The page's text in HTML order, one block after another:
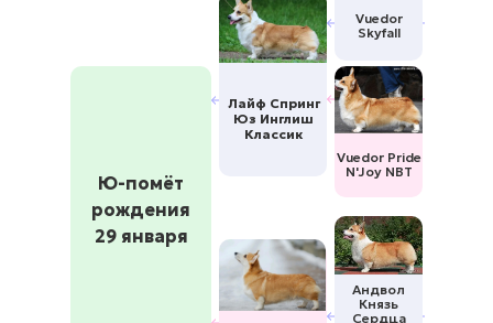
Лайф Спринг
Юз Инглиш
Классик
Андвол
Князь
Сердца
Vuedor Pride
N'Joy NBT
Vuedor
Skyfall
Ю-помёт
рождения
29 января